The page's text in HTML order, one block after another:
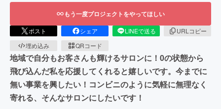
もう一度プロジェクトをやってほしい
ポスト シェア LINEで送る
URLコピー
埋め込み
QRコード
地域で自分もお客さんも輝けるサロンに！0の状態から
飛び込んだ私を応援してくれると嬉しいです。今までに
無い事業を興したい！コンビニのように気軽に無理なく
寄れる、そんなサロンにしたいです！